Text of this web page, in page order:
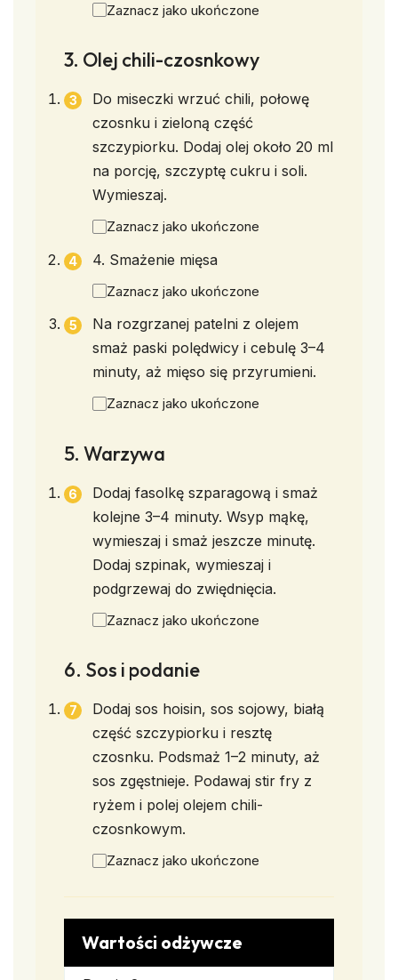
Zaznacz jako ukończone
3. Olej chili-czosnkowy
Do miseczki wrzuć chili, połowę
czosnku i zieloną część
szczypiorku. Dodaj olej około 20 ml
na porcję, szczyptę cukru i soli.
Wymieszaj.
Zaznacz jako ukończone
4. Smażenie mięsa
Zaznacz jako ukończone
Na rozgrzanej patelni z olejem
smaż paski polędwicy i cebulę 3–4
minuty, aż mięso się przyrumieni.
Zaznacz jako ukończone
5. Warzywa
Dodaj fasolkę szparagową i smaż
kolejne 3–4 minuty. Wsyp mąkę,
wymieszaj i smaż jeszcze minutę.
Dodaj szpinak, wymieszaj i
podgrzewaj do zwiędnięcia.
Zaznacz jako ukończone
6. Sos i podanie
Dodaj sos hoisin, sos sojowy, białą
część szczypiorku i resztę
czosnku. Podsmaż 1–2 minuty, aż
sos zgęstnieje. Podawaj stir fry z
ryżem i polej olejem chili-
czosnkowym.
Zaznacz jako ukończone
Wartości odżywcze